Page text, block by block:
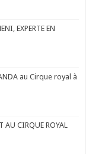
EXPERTE EN
au Cirque royal à
AU CIRQUE ROYAL